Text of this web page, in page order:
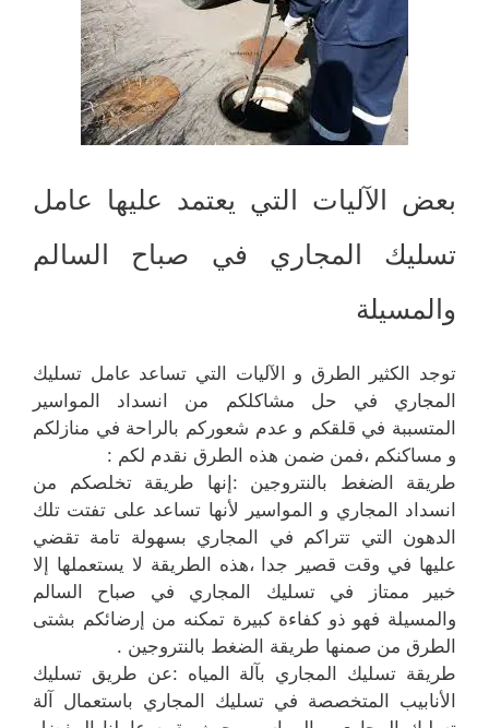
بعض الآليات التي يعتمد عليها عامل
تسليك المجاري في صباح السالم
والمسيلة
توجد الكثير الطرق و الآليات التي تساعد عامل تسليك
المجاري في حل مشاكلكم من انسداد المواسير
المتسببة في قلقكم و عدم شعوركم بالراحة في منازلكم
و مساكنكم ،فمن ضمن هذه الطرق نقدم لكم :
طريقة الضغط بالنتروجين :إنها طريقة تخلصكم من
انسداد المجاري و المواسير لأنها تساعد على تفتت تلك
الدهون التي تتراكم في المجاري بسهولة تامة تقضي
عليها في وقت قصير جدا ،هذه الطريقة لا يستعملها إلا
خبير ممتاز في تسليك المجاري في صباح السالم
والمسيلة فهو ذو كفاءة كبيرة تمكنه من إرضائكم بشتى
الطرق من صمنها طريقة الضغط بالنتروجين .
طريقة تسليك المجاري بآلة المياه :عن طريق تسليك
الأنابيب المتخصصة في تسليك المجاري باستعمال آلة